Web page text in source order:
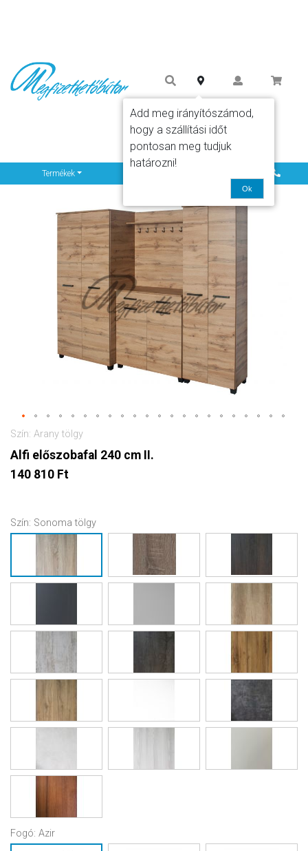
Termékek
Szín: Arany tölgy
Alfi előszobafal 240 cm II.
140 810 Ft
Szín: Sonoma tölgy
Fogó: Azir
Add meg irányítószámod,
hogy a szállítási időt
pontosan meg tudjuk
határozni!
Ok